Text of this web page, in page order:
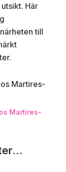
Här
till
Martires-